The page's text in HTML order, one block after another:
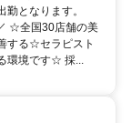
となります。
☆全国30店舗の美
する☆セラピスト
環境です☆ 採...